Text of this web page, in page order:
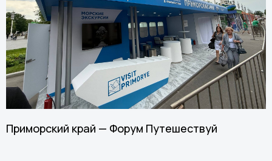
Приморский край — Форум Путешествуй